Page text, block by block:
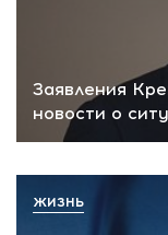
Заявления
новости о
ЖИЗНЬ